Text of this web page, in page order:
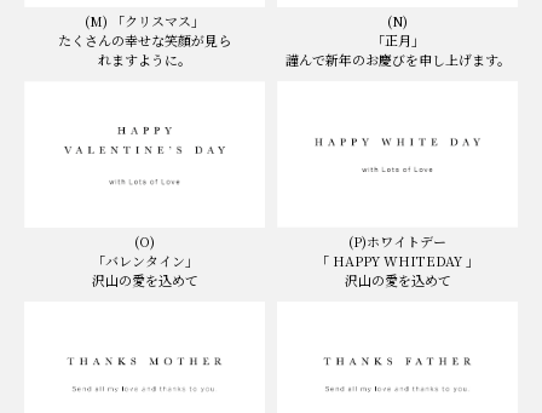
(M) 「クリスマス」
たくさんの幸せな笑顔が見ら
れますように。
(N)
「正月」
謹んで新年のお慶びを申し上げます。
(O)
「バレンタイン」
沢山の愛を込めて
(P)ホワイトデー
「 HAPPY WHITEDAY 」
沢山の愛を込めて